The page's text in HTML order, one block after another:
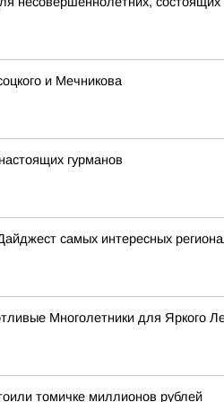
и Мечникова
гурманов
самых интересных
Многолетники для Яркого
томичке миллионов рублей